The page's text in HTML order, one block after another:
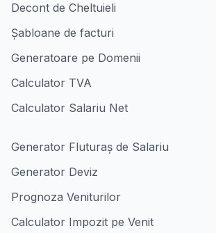
Decont de Cheltuieli
Șabloane de facturi
Generatoare pe Domenii
Calculator TVA
Calculator Salariu Net
Generator Fluturaș de Salariu
Generator Deviz
Prognoza Veniturilor
Calculator Impozit pe Venit